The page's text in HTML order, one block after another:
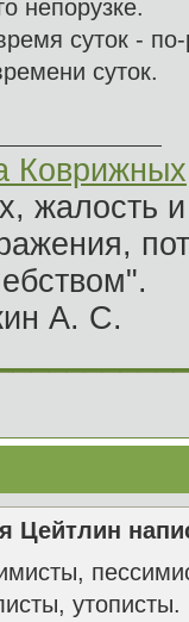
непорузке.
суток - по-
суток.
Коврижных
жалость
А. С.
Цейтлин